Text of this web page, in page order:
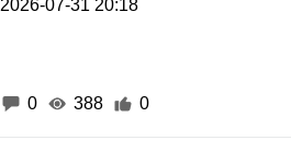
2026-07-31 20:18
0 388 0